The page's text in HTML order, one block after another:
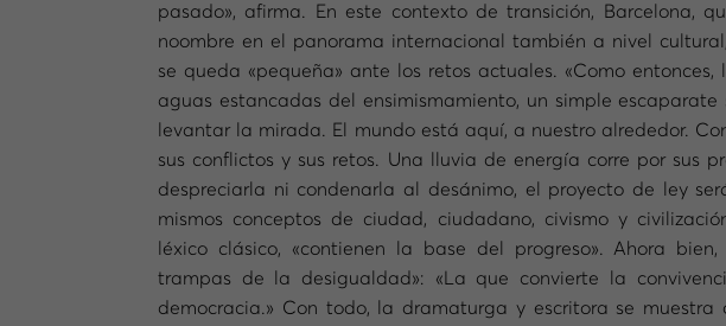
pasado», afirma. En este contexto de transición, Barcelona,
noombre en el panorama internacional también a nivel
se queda «pequeña» ante los retos actuales. «Como
aguas estancadas del ensimismamiento, un simple
levantar la mirada. El mundo está aquí, a nuestro alrededor.
sus conflictos y sus retos. Una lluvia de energía corre por sus
despreciarla ni condenarla al desánimo, el proyecto de ley
mismos conceptos de ciudad, ciudadano, civismo y
léxico clásico, «contienen la base del progreso». Ahora
trampas de la desigualdad»: «La que convierte la
democracia.» Con todo, la dramaturga y escritora se